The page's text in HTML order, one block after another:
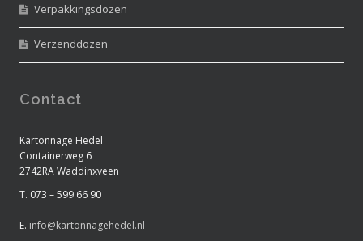
Verpakkingsdozen
Verzenddozen
Contact
Kartonnage Hedel
Containerweg 6
2742RA Waddinxveen
T. 073 – 599 66 90
E. info@kartonnagehedel.nl